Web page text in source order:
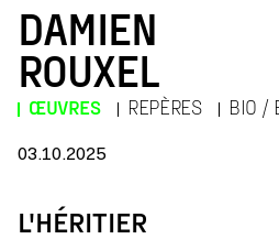
DAMIEN
ROUXEL
ŒUVRES REPÈRES BIO /
03.10.2025
L'HÉRITIER